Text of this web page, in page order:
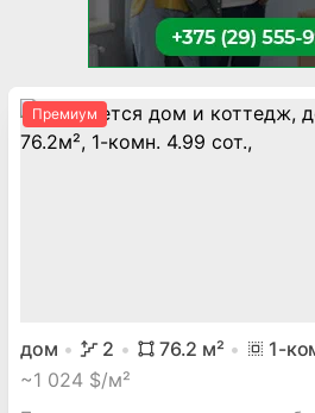
Премиум
дом 2 76.2 м² 1-
~1 024 $/м²